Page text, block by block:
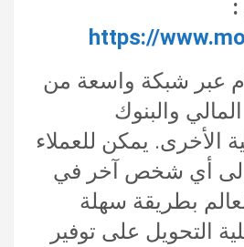
:
https://
عبر شبكة واسعة من
والبنوك
الأخرى. يمكن للعملاء
إلى أي شخص آخر في
بطريقة سهلة
التحويل على توفير